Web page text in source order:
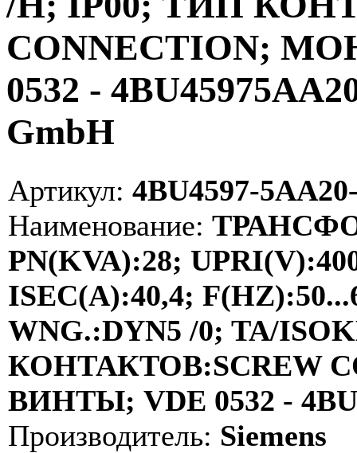
CONNECTION;
0532 -
GmbH
Артикул: 4BU4597-
Наименование:
PN(KVA):28;
ISEC(A):40,4;
WNG.:DYN5 /0; TA/
КОНТАКТОВ:SCREW
ВИНТЫ; VDE 0532 -
Производитель: Siemens